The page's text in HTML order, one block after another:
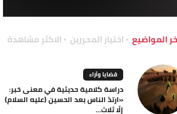
المواضيع اختيار المحررين الاكثر مشاهدة
قضايا وآراء
دراسة كلامية حديثية في معنى خبر:
«ارتدّ الناس بعد الحسين (عليه السلام)
إلّا ثلاث...